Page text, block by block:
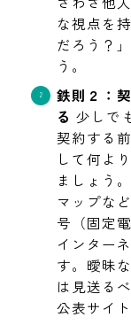
な視点を
だろう？
う。
鉄則２：
る 少しで
契約する
して何よ
ましょう
マップな
号（固定
インター
す。曖昧
は見送る
公表サイ